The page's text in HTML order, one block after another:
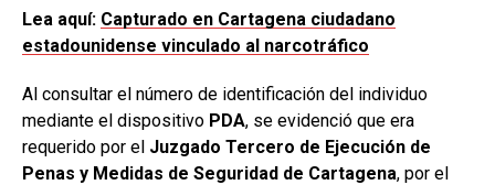
Lea aquí: Capturado en Cartagena ciudadano
estadounidense vinculado al narcotráfico
Al consultar el número de identificación del individuo
mediante el dispositivo PDA, se evidenció que era
requerido por el Juzgado Tercero de Ejecución de
Penas y Medidas de Seguridad de Cartagena, por el